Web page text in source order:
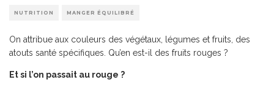
NUTRITION MANGER ÉQUILIBRÉ
On attribue aux couleurs des végétaux, légumes et fruits, des
atouts santé spécifiques. Qu’en est-il des fruits rouges ?
Et si l’on passait au rouge ?